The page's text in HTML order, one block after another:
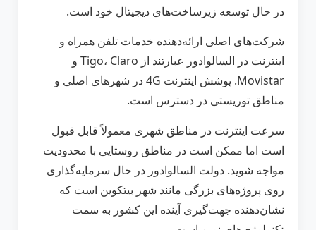
در حال توسعه زیرساخت‌های دیجیتال خود است.
شرکت‌های اصلی ارائه‌دهنده خدمات تلفن همراه و
اینترنت در السالوادور عبارتند از Tigo، Claro و
Movistar. پوشش اینترنت 4G در شهرهای اصلی و
مناطق توریستی در دسترس است.
سرعت اینترنت در مناطق شهری معمولاً قابل قبول
است اما ممکن است در مناطق روستایی با محدودیت
مواجه شوید. دولت السالوادور در حال سرمایه‌گذاری
روی پروژه‌های بزرگی مانند شهر بیتکوین است که
نشان‌دهنده جهت‌گیری آینده این کشور به سمت